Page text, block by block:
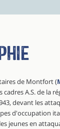
de Montfort (
cadres A.S. de la
devant les
d'occupation
jeunes en